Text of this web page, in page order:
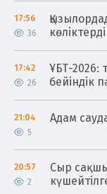
17:56
36
17:42
26
ҰБТ-2026:
бейіндік
21:04
5
Адам
20:57
2
Сыр